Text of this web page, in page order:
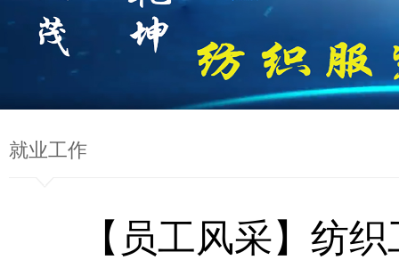
就业工作
【员工风采】纺